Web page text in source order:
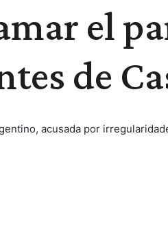
el
de
acusada por